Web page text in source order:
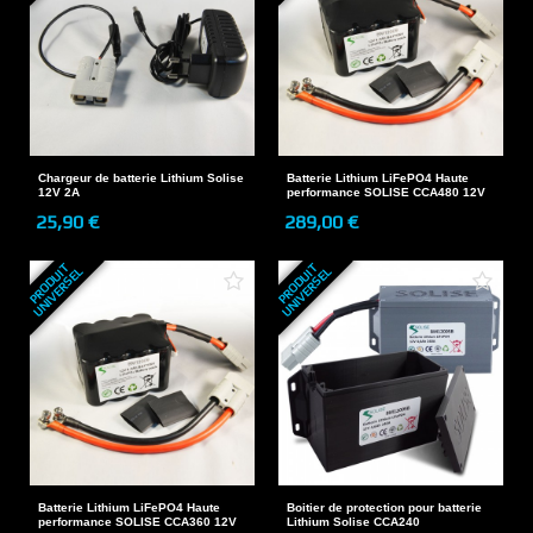
Chargeur de batterie Lithium Solise
12V 2A
25,90 €
Batterie Lithium LiFePO4 Haute
performance SOLISE CCA480 12V
289,00 €
P
R
O
D
U
I
T
U
N
I
V
E
R
S
E
L
Batterie Lithium LiFePO4 Haute
performance SOLISE CCA360 12V
P
R
O
D
U
I
T
U
N
I
V
E
R
S
E
L
Boitier de protection pour batterie
Lithium Solise CCA240